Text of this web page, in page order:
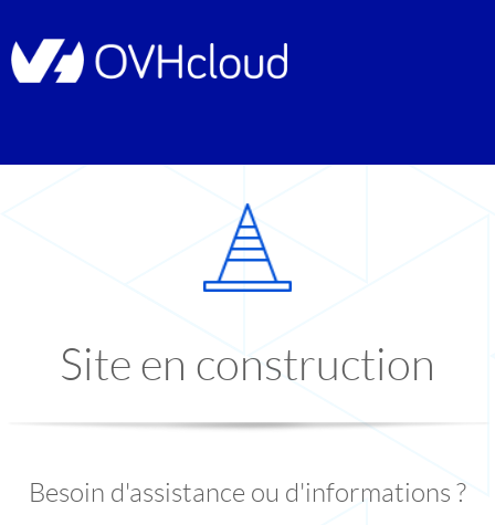
Site en construction
Besoin d'assistance ou d'informations ?